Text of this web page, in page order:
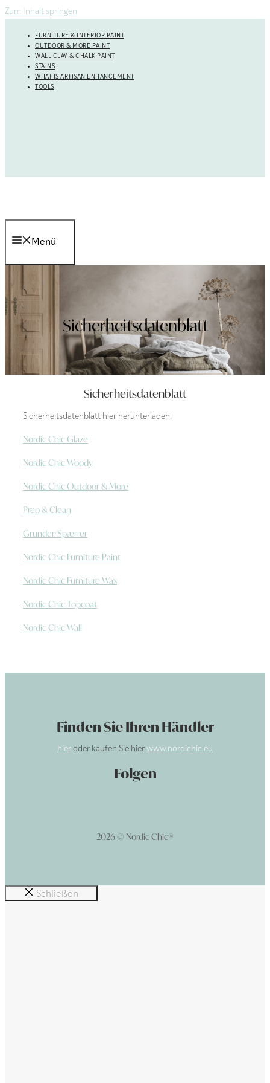
Zum Inhalt springen
FURNITURE & INTERIOR PAINT
OUTDOOR & MORE PAINT
WALL CLAY & CHALK PAINT
STAINS
WHAT IS ARTISAN ENHANCEMENT
TOOLS
Menü
Sicherheitsdatenblatt
Sicherheitsdatenblatt
Sicherheitsdatenblatt hier herunterladen.
Nordic Chic Glaze
Nordic Chic Woody
Nordic Chic Outdoor & More
Prep & Clean
Grunder/Spærrer
Nordic Chic Furniture Paint
Nordic Chic Furniture Wax
Nordic Chic Topcoat
Nordic Chic Wall
Finden Sie Ihren Händler
hier oder kaufen Sie hier www.nordichic.eu
Folgen
2026 © Nordic Chic®
Schließen